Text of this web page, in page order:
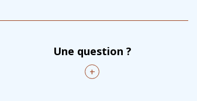
Une question ?
+